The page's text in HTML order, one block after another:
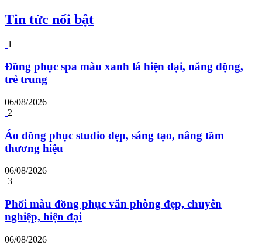
Tin tức nổi bật
1
Đồng phục spa màu xanh lá hiện đại, năng động,
trẻ trung
06/08/2026
2
Áo đồng phục studio đẹp, sáng tạo, nâng tầm
thương hiệu
06/08/2026
3
Phối màu đồng phục văn phòng đẹp, chuyên
nghiệp, hiện đại
06/08/2026